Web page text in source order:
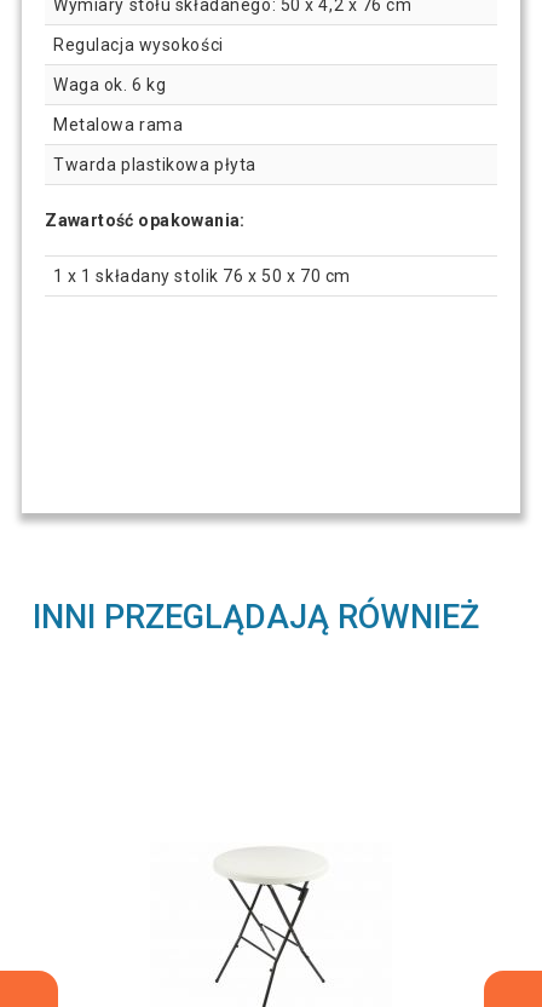
Wymiary stołu składanego: 50 x 4,2 x 76 cm
Regulacja wysokości
Waga ok. 6 kg
Metalowa rama
Twarda plastikowa płyta
Zawartość opakowania:
1 x 1 składany stolik 76 x 50 x 70 cm
INNI PRZEGLĄDAJĄ RÓWNIEŻ